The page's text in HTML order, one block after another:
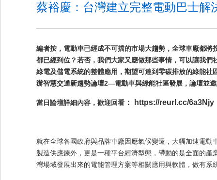
蔡裕慶：台灣建立完整電動巴士解
編者按，電動車已經成不可擋的市場大趨勢，全球車廠都
都已經到位？若否，我們大家又應做那些事情，可以讓我
綠電及儲電系統的整體應用，期望可達到零碳排放的綠能
辦智慧交通新趨勢論壇2—電動車與綠能社區發展，論壇並
當日論壇詳細內容，歡迎回看 ： https://reurl.cc/6a3Njy
就在全球各國政府與品牌車廠因應氣候變遷，大幅加速電
製造供應鍊外，更是一種平台經濟型態，帶動的是全面的
灣場域發展出來的電能管理方案等相關應用與軟體，做有系